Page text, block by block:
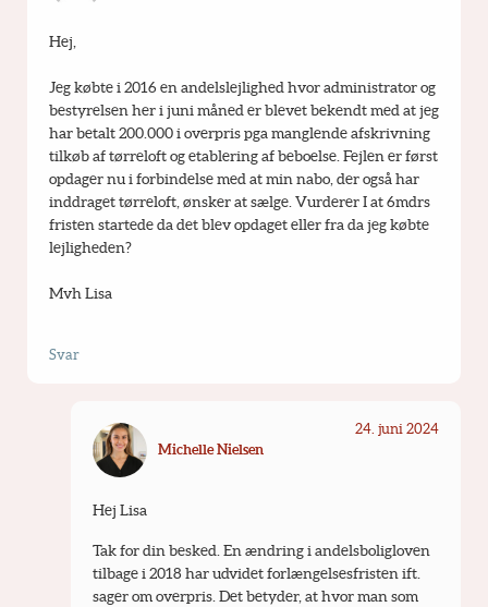
Hej,
Jeg købte i 2016 en andelslejlighed hvor administrator og
bestyrelsen her i juni måned er blevet bekendt med at jeg
har betalt 200.000 i overpris pga manglende afskrivning
tilkøb af tørreloft og etablering af beboelse. Fejlen er først
opdager nu i forbindelse med at min nabo, der også har
inddraget tørreloft, ønsker at sælge. Vurderer I at 6mdrs
fristen startede da det blev opdaget eller fra da jeg købte
lejligheden?
Mvh Lisa
Svar
Michelle Nielsen
24. juni 2024
Hej Lisa
Tak for din besked. En ændring i andelsboligloven
tilbage i 2018 har udvidet forlængelsesfristen ift.
sager om overpris. Det betyder, at hvor man som